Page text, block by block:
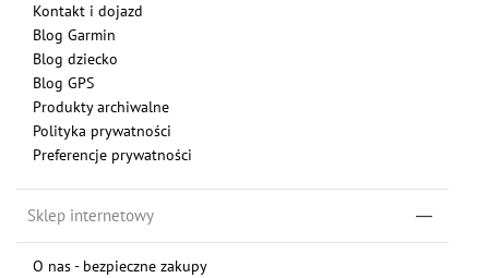
Kontakt i dojazd
Blog Garmin
Blog dziecko
Blog GPS
Produkty archiwalne
Polityka prywatności
Preferencje prywatności
Sklep internetowy
O nas - bezpieczne zakupy